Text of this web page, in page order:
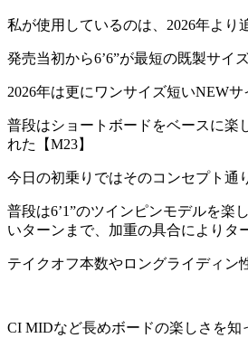
私が使用しているのは、2026年より
発売当初から6’6”が最短の既製サイ
2026年は更にワンサイズ短いNEWサ
普段はショートボードをベースに楽
れた【M23】
今日の初乗りではそのコンセプト通
普段は6’1”のツインピンモデルを
いターンまで、加重の具合によりタ
テイクオフ本数やロングライディン
CI MIDなど長めボードの楽しさを